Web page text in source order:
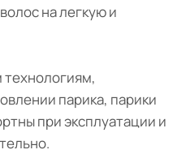
на легкую и
парика, парики
при эксплуатации и